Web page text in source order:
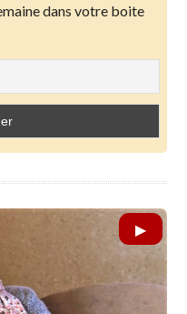
dans votre boite